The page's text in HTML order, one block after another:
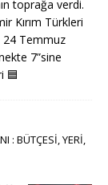
toprağa verdi.
Kırım Türkleri
24 Temmuz
7”sine
🟦
: BÜTÇESİ, YERİ,